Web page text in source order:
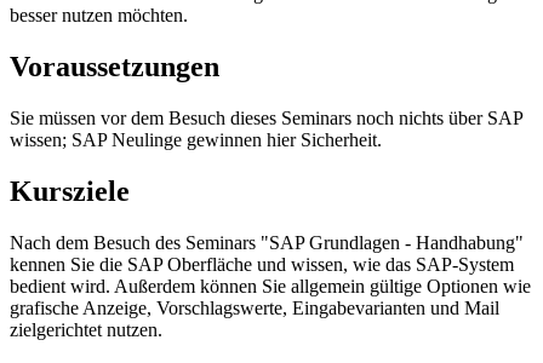
besser nutzen möchten.
Voraussetzungen
Sie müssen vor dem Besuch dieses Seminars noch nichts über SAP
wissen; SAP Neulinge gewinnen hier Sicherheit.
Kursziele
Nach dem Besuch des Seminars "SAP Grundlagen - Handhabung"
kennen Sie die SAP Oberfläche und wissen, wie das SAP-System
bedient wird. Außerdem können Sie allgemein gültige Optionen wie
grafische Anzeige, Vorschlagswerte, Eingabevarianten und Mail
zielgerichtet nutzen.